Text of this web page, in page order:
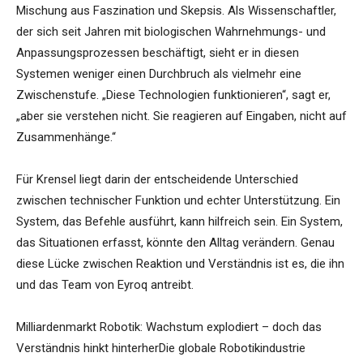
Mischung aus Faszination und Skepsis. Als Wissenschaftler,
der sich seit Jahren mit biologischen Wahrnehmungs- und
Anpassungsprozessen beschäftigt, sieht er in diesen
Systemen weniger einen Durchbruch als vielmehr eine
Zwischenstufe. „Diese Technologien funktionieren“, sagt er,
„aber sie verstehen nicht. Sie reagieren auf Eingaben, nicht auf
Zusammenhänge.“
Für Krensel liegt darin der entscheidende Unterschied
zwischen technischer Funktion und echter Unterstützung. Ein
System, das Befehle ausführt, kann hilfreich sein. Ein System,
das Situationen erfasst, könnte den Alltag verändern. Genau
diese Lücke zwischen Reaktion und Verständnis ist es, die ihn
und das Team von Eyroq antreibt.
Milliardenmarkt Robotik: Wachstum explodiert – doch das
Verständnis hinkt hinterherDie globale Robotikindustrie